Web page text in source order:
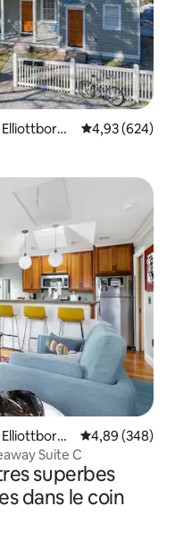
Note
4,93 (624)
Note
4,89 (348)
Suite C
superbes
dans le coin